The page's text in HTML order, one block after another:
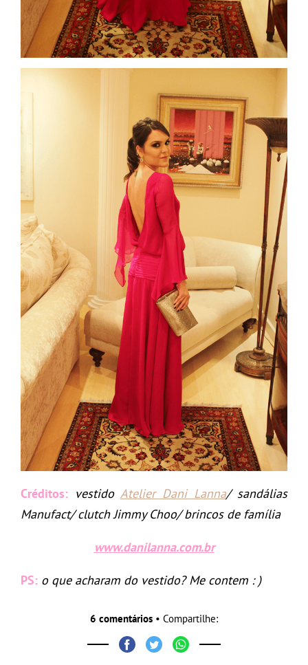
Créditos: vestido Atelier Dani Lanna/ sandálias
Manufact/ clutch Jimmy Choo/ brincos de família
www.danilanna.com.br
PS: o que acharam do vestido? Me contem : )
6 comentários • Compartilhe: